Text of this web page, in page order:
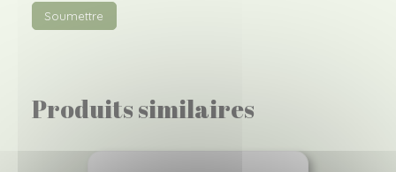
Produits similaires